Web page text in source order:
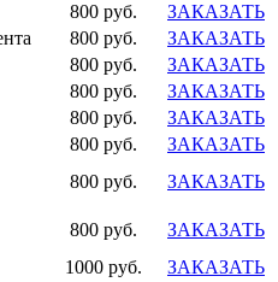
800 руб.
ЗАКАЗАТЬ
800 руб.
ЗАКАЗАТЬ
800 руб.
ЗАКАЗАТЬ
800 руб.
ЗАКАЗАТЬ
800 руб.
ЗАКАЗАТЬ
800 руб.
ЗАКАЗАТЬ
800 руб.
ЗАКАЗАТЬ
800 руб.
ЗАКАЗАТЬ
1000 руб.
ЗАКАЗАТЬ